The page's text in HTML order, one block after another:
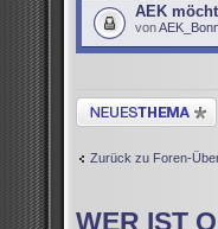
AEK
von
Neues Thema erstellen
Zurück zu Foren-
WER IST